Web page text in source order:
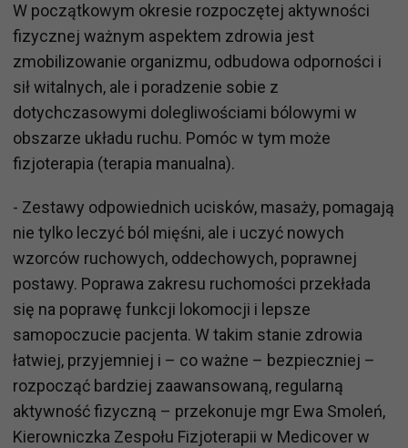
W początkowym okresie rozpoczętej aktywności
fizycznej ważnym aspektem zdrowia jest
zmobilizowanie organizmu, odbudowa odporności i
sił witalnych, ale i poradzenie sobie z
dotychczasowymi dolegliwościami bólowymi w
obszarze układu ruchu. Pomóc w tym może
fizjoterapia (terapia manualna).
- Zestawy odpowiednich ucisków, masaży, pomagają
nie tylko leczyć ból mięśni, ale i uczyć nowych
wzorców ruchowych, oddechowych, poprawnej
postawy. Poprawa zakresu ruchomości przekłada
się na poprawę funkcji lokomocji i lepsze
samopoczucie pacjenta. W takim stanie zdrowia
łatwiej, przyjemniej i – co ważne – bezpieczniej –
rozpocząć bardziej zaawansowaną, regularną
aktywność fizyczną – przekonuje mgr Ewa Smoleń,
Kierowniczka Zespołu Fizjoterapii w Medicover w